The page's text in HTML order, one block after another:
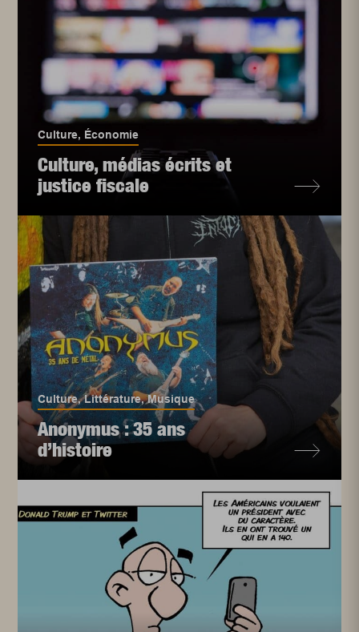
Culture, Économie
Culture, médias écrits et
justice fiscale
Culture,Littérature,Musique
Anonymus : 35 ans
d’histoire